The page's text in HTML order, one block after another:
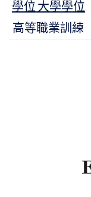
學位 大學學位
高等職業訓練